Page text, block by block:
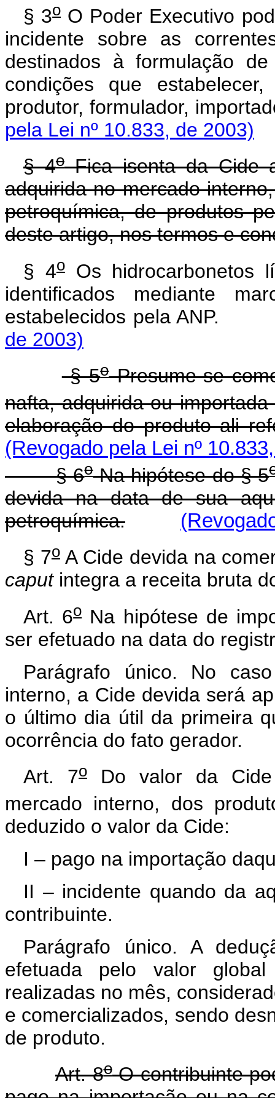
§ 3oO Poder Executivo
incidente sobre as
destinados à formulação
condições que
produtor, formulador,
pela Lei nº 10.833, de 2003)
§ 4oFica isenta da Cide
adquirida no mercado
petroquímica, de produtos
deste artigo, nos termos e
§ 4oOs hidrocarbonetos
identificados mediante
estabelecidos pela
de 2003)
§ 5oPresume-se
nafta, adquirida ou
elaboração do produto ali
(Revogado pela Lei nº
§ 6oNa hipótese do § 5
devida na data de sua
petroquímica.
§ 7oA Cide devida na
caputintegra a receita bruta
Art. 6oNa hipótese de
ser efetuado na data do
Parágrafo único. No
interno, a Cide devida será
o último dia útil da primeira
ocorrência do fato gerador.
Art. 7o Do valor da Cide
mercado interno, dos
deduzido o valor da Cide:
I – pago na importação
II – incidente quando da
contribuinte.
Parágrafo único. A
efetuada pelo valor
realizadas no mês,
e comercializados, sendo
de produto.
Art. 8oO contribuinte